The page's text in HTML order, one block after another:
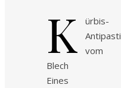
K
ürbis-
Antipasti
vom
Blech
Eines